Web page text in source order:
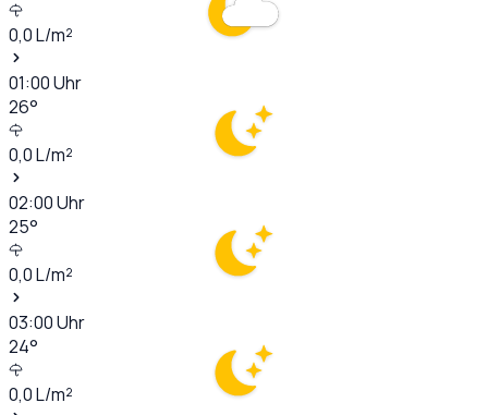
0,0L/m²
01:00Uhr
26°
0,0L/m²
02:00Uhr
25°
0,0L/m²
03:00Uhr
24°
0,0L/m²